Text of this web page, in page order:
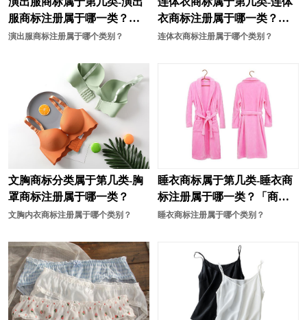
培训商标注册 皮具商标注册
清洁商标注册 器商标注册
汽车配件商标注册 肉商标注册
肉菜商标注册 日用品商标注册
食用油商标注册 速冻食品商标注册
水果商标注册 食品商标注册
商标分类 绳网袋篷商标注册
饰品商标注册 水商标注册
手表商标注册 摄影器材商标注册
调味品商标注册 糖果商标注册
服商标注册属于哪一类？
「商标分类」
演出服商标注册属于哪个类别？
衣商标注册属于哪一类？
「商标分类」
连体衣商标注册属于哪个类别？
文胸商标分类属于第几类-胸
罩商标注册属于哪一类？
文胸内衣商标注册属于哪个类别？
睡衣商标属于第几类-睡衣商
标注册属于哪一类？「商标
分类」
睡衣商标注册属于哪个类别？